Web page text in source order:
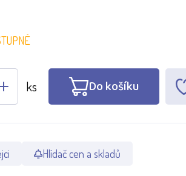
ks Do košíku
Hlídač cen a skladů